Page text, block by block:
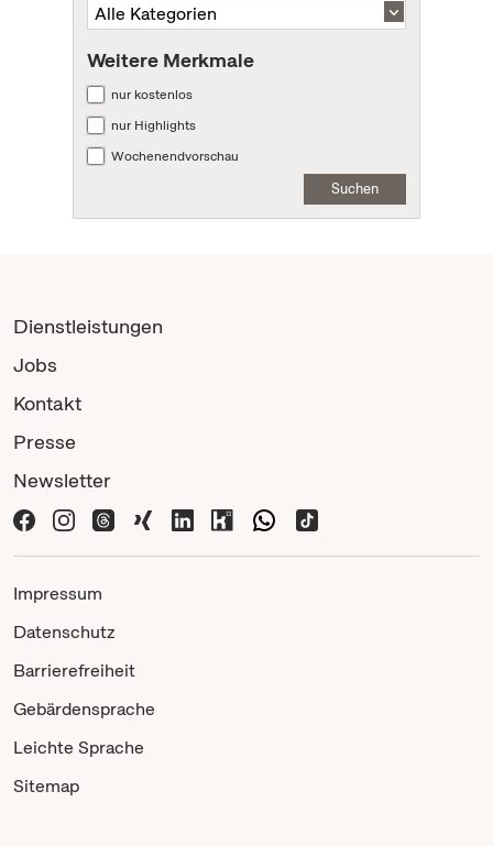
Weitere Merkmale
nur kostenlos
nur Highlights
Wochenendvorschau
Suchen
Dienstleistungen
Jobs
Kontakt
Presse
Newsletter
Impressum
Datenschutz
Barrierefreiheit
Gebärdensprache
Leichte Sprache
Sitemap